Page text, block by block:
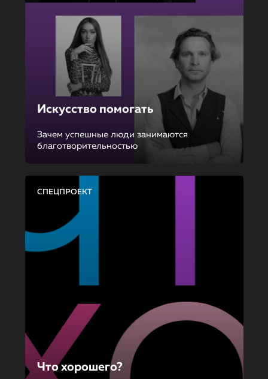
Искусство помогать
Зачем успешные люди занимаются
благотворительностью
СПЕЦПРОЕКТ
Что хорошего?